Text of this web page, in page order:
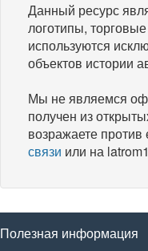
Данный ресурс
логотипы,
используются
объектов истории
Мы не являемся
получен из
возражаете
связи или на
Полезная информация